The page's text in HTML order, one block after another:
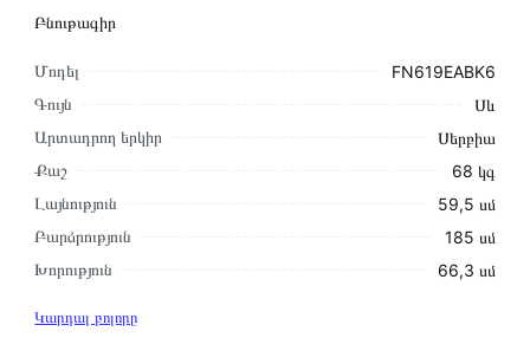
Բնութագիր
Մոդել
FN619EABK6
Գույն
Սև
Արտադրող երկիր
Սերբիա
Քաշ
68 կգ
Լայնություն
59,5 սմ
Բարձրություն
185 սմ
Խորություն
66,3 սմ
Կարդալ բոլորը